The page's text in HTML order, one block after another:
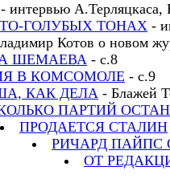
интервью А.Терляцкаса,
ГОЛУБЫХ ТОНАХ -
Котов о новом
ШЕМАЕВА - с.8
В КОМСОМОЛЕ - с.9
КАК ДЕЛА - Блажей
ПАРТИЙ
ПРОДАЕТСЯ СТАЛИН
РИЧАРД ПАЙПС
ОТ